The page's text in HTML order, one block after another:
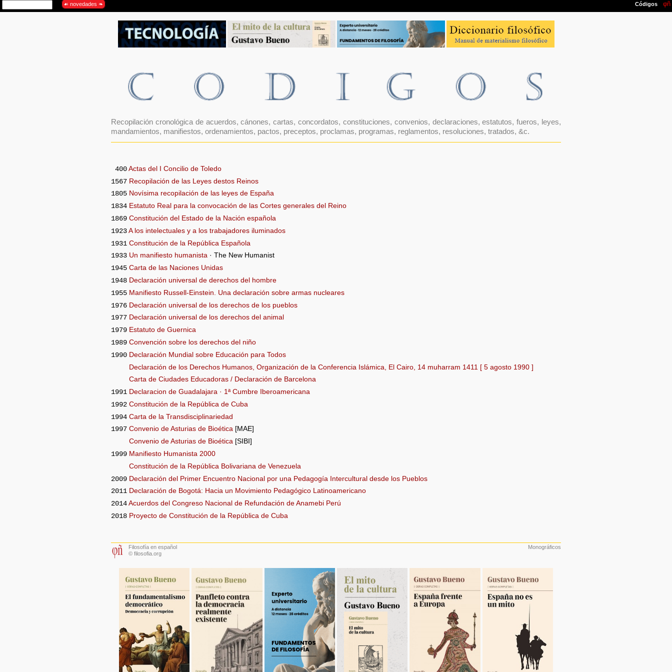
Recopilación cronológica de acuerdos, cánones, cartas, concordatos, constituciones, convenios, declaraciones, estatutos, fueros, leyes,
mandamientos, manifiestos, ordenamientos, pactos, preceptos, proclamas, programas, reglamentos, resoluciones, tratados, &c.
400 Actas del I Concilio de Toledo
1567 Recopilación de las Leyes destos Reinos
1805 Novísima recopilación de las leyes de España
1834 Estatuto Real para la convocación de las Cortes generales del Reino
1869 Constitución del Estado de la Nación española
1923 A los intelectuales y a los trabajadores iluminados
1931 Constitución de la República Española
1933 Un manifiesto humanista · The New Humanist
1945 Carta de las Naciones Unidas
1948 Declaración universal de derechos del hombre
1955 Manifiesto Russell-Einstein. Una declaración sobre armas nucleares
1976 Declaración universal de los derechos de los pueblos
1977 Declaración universal de los derechos del animal
1979 Estatuto de Guernica
1989 Convención sobre los derechos del niño
1990 Declaración Mundial sobre Educación para Todos
Declaración de los Derechos Humanos, Organización de la Conferencia Islámica, El Cairo, 14 muharram 1411 [ 5 agosto 1990 ]
Carta de Ciudades Educadoras / Declaración de Barcelona
1991 Declaracion de Guadalajara · 1ª Cumbre Iberoamericana
1992 Constitución de la República de Cuba
1994 Carta de la Transdisciplinariedad
1997 Convenio de Asturias de Bioética [MAE]
Convenio de Asturias de Bioética [SIBI]
1999 Manifiesto Humanista 2000
Constitución de la República Bolivariana de Venezuela
2009 Declaración del Primer Encuentro Nacional por una Pedagogía Intercultural desde los Pueblos
2011 Declaración de Bogotá: Hacia un Movimiento Pedagógico Latinoamericano
2014 Acuerdos del Congreso Nacional de Refundación de Anamebi Perú
2018 Proyecto de Constitución de la República de Cuba
Filosofía en español
© filosofia.org
Monográficos